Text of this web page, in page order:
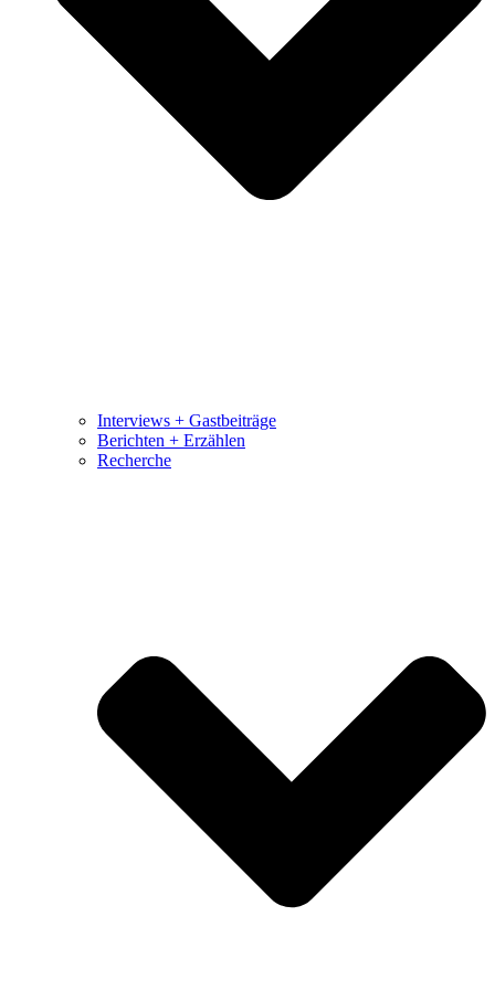
Interviews + Gastbeiträge
Berichten + Erzählen
Recherche